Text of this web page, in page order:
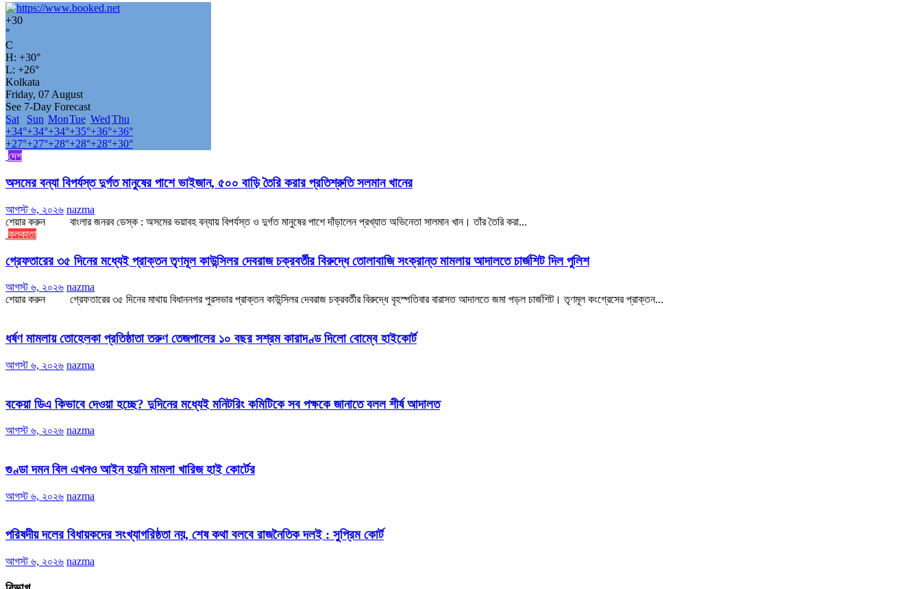
+30
°
C
H: +30°
L: +26°
Kolkata
Friday, 07 August
See 7-Day Forecast
Sat
Sun MonTue WedThu
+34°+34°+34°+35°+36°+36°
+27°+27°+28°+28°+28°+30°
দেশ
অসমের বন্যা বিপর্যস্ত দুর্গত মানুষের পাশে ভাইজান, ৫০০ বাড়ি তৈরি করার প্রতিশ্রুতি সলমান খানের
আগস্ট ৬, ২০২৬ nazma
শেয়ার করুন বাংলার জনরব ডেস্ক : অসমের ভয়াবহ বন্যায় বিপর্যস্ত ও দুর্গত মানুষের পাশে দাঁড়ালেন প্রখ্যাত অভিনেতা সালমান খান। তাঁর তৈরি করা...
কলকাতা
গ্রেফতারের ৩৫ দিনের মধ্যেই প্রাক্তন তৃণমূল কাউন্সিলর দেবরাজ চক্রবর্তীর বিরুদ্ধে তোলাবাজি সংক্রান্ত মামলায় আদালতে চার্জশিট দিল পুলিশ
আগস্ট ৬, ২০২৬ nazma
শেয়ার করুন গ্রেফতারের ৩৫ দিনের মাথায় বিধাননগর পুরসভার প্রাক্তন কাউন্সিলর দেবরাজ চক্রবর্তীর বিরুদ্ধে বৃহস্পতিবার বারাসত আদালতে জমা পড়ল চার্জশিট। তৃণমূল কংগ্রেসের প্রাক্তন...
ধর্ষণ মামলায় তোহেলকা প্রতিষ্ঠাতা তরুণ তেজপালের ১০ বছর সশ্রম কারাদণ্ড দিলো বোম্বে হাইকোর্ট
আগস্ট ৬, ২০২৬ nazma
বকেয়া ডিএ কিভাবে দেওয়া হচ্ছে? দুদিনের মধ্যেই মনিটরিং কমিটিকে সব পক্ষকে জানাতে বলল শীর্ষ আদালত
আগস্ট ৬, ২০২৬ nazma
গুণ্ডা দমন বিল এখনও আইন হয়নি মামলা খারিজ হাই কোর্টের
আগস্ট ৬, ২০২৬ nazma
পরিষদীয় দলের বিধায়কদের সংখ্যাগরিষ্ঠতা নয়, শেষ কথা বলবে রাজনৈতিক দলই : সুপ্রিম কোর্ট
আগস্ট ৬, ২০২৬ nazma